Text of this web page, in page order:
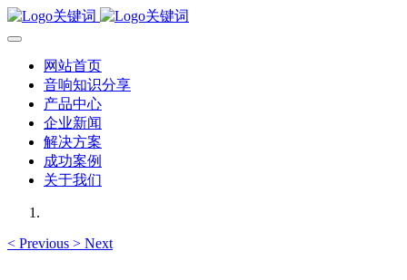
网站首页
音响知识分享
产品中心
企业新闻
解决方案
成功案例
关于我们
< Previous > Next